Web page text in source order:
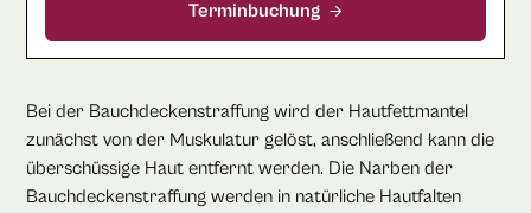
Terminbuchung
Bei der Bauchdeckenstraffung wird der Hautfettmantel
zunächst von der Muskulatur gelöst, anschließend kann die
überschüssige Haut entfernt werden. Die Narben der
Bauchdeckenstraffung werden in natürliche Hautfalten